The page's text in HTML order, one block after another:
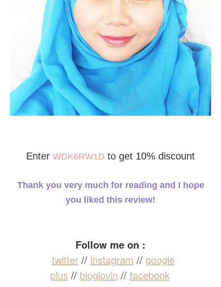
Enter WDK6RW1D to get 10% discount
Thank you very much for reading and I hope
you liked this review!
Follow me on :
twitter// instagram // google
plus // bloglovin // facebook